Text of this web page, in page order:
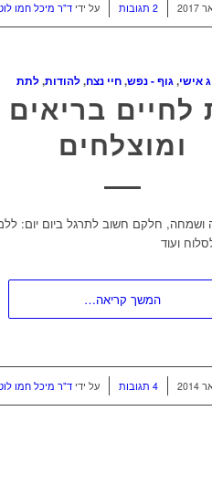
2 תגובות על ידיד"ר מיכל חמו
אישי,גוף - נפש,חיי נצח,להודות,לתת
לחיים
ומוצלחים
ושמחה, חלקם חשוב לתרגל ביום יום:
ועוד
המשך קריאה…
4 תגובות על ידיד"ר מיכל חמו